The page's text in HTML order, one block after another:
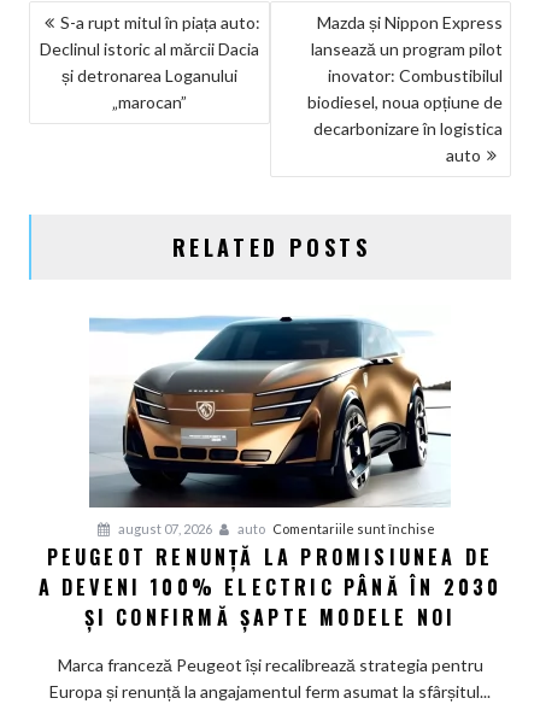
NAVIGARE
ÎN
ARTICOLE
S-a rupt mitul în piața auto:
Declinul istoric al mărcii Dacia
și detronarea Loganului
„marocan”
Mazda și Nippon Express
lansează un program pilot
inovator: Combustibilul
biodiesel, noua opțiune de
decarbonizare în logistica
auto
RELATED POSTS
august 07, 2026 auto Comentariile sunt închise
Peugeot
renunță
la
de
a
PEUGEOT RENUNȚĂ LA PROMISIUNEA DE
A DEVENI 100% ELECTRIC PÂNĂ ÎN 2030
ȘI CONFIRMĂ ȘAPTE MODELE NOI
Marca franceză Peugeot își recalibrează strategia pentru
Europa și renunță la angajamentul ferm asumat la sfârșitul...